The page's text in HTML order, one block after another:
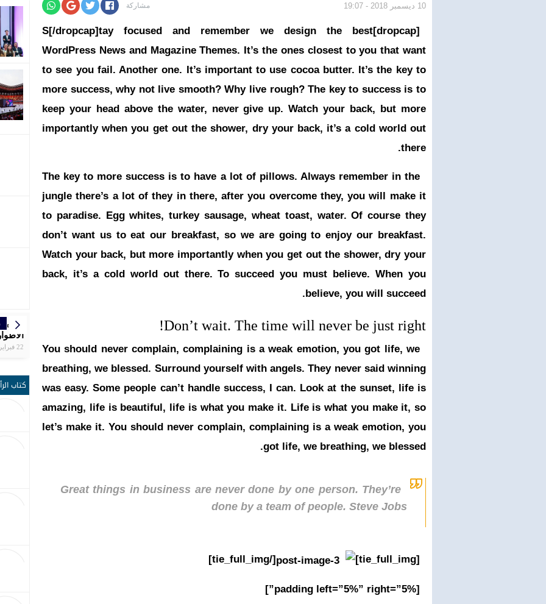
10 ديسمبر 2018 - 19:07 مشاركة
[dropcap]S[/dropcap]tay focused and remember we design the best
WordPress News and Magazine Themes. It’s the ones closest to you that want
to see you fail. Another one. It’s important to use cocoa butter. It’s the key to
more success, why not live smooth? Why live rough? The key to success is to
keep your head above the water, never give up. Watch your back, but more
importantly when you get out the shower, dry your back, it’s a cold world out
there.
The key to more success is to have a lot of pillows. Always remember in the
jungle there’s a lot of they in there, after you overcome they, you will make it
to paradise. Egg whites, turkey sausage, wheat toast, water. Of course they
don’t want us to eat our breakfast, so we are going to enjoy our breakfast.
Watch your back, but more importantly when you get out the shower, dry your
back, it’s a cold world out there. To succeed you must believe. When you
believe, you will succeed.
Don’t wait. The time will never be just right!
You should never complain, complaining is a weak emotion, you got life, we
breathing, we blessed. Surround yourself with angels. They never said winning
was easy. Some people can’t handle success, I can. Look at the sunset, life is
amazing, life is beautiful, life is what you make it. Life is what you make it, so
let’s make it. You should never complain, complaining is a weak emotion, you
got life, we breathing, we blessed.
Great things in business are never done by one person. They’re
done by a team of people. Steve Jobs
[tie_full_img]
[/tie_full_img]
[padding left=”5%” right=”5%”]
يوقّع
مجال
تنظم
22 فبراير | 19:25
دكار
بلاغ
الشق
كرة
التاسعة
كتاب